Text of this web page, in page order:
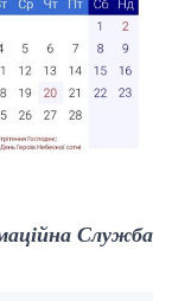
Служба